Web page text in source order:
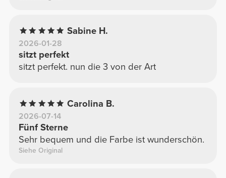
Sabine H.
2026-01-28
sitzt perfekt
sitzt perfekt. nun die 3 von der Art
Carolina B.
2026-07-14
Fünf Sterne
Sehr bequem und die Farbe ist wunderschön.
Siehe Original